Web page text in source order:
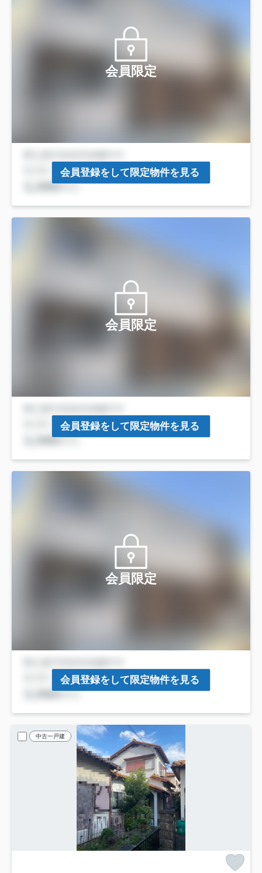
会員限定
会員登録をして限定物件を見る
会員限定
会員登録をして限定物件を見る
会員限定
会員登録をして限定物件を見る
中古一戸建